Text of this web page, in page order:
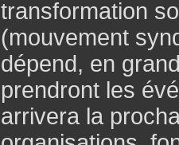
transformation
(mouvement
dépend, en
prendront les
arrivera la